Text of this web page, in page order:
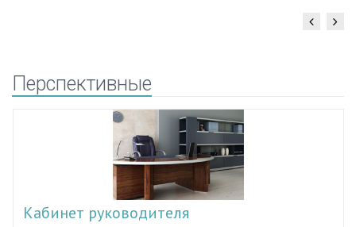
Перспективные
Кабинет руководителя